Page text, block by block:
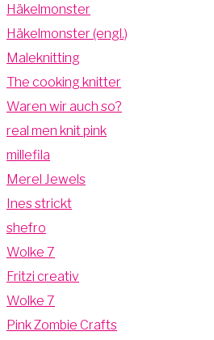
Häkelmonster
Häkelmonster (engl.)
Maleknitting
The cooking knitter
Waren wir auch so?
real men knit pink
millefila
Merel Jewels
Ines strickt
shefro
Wolke 7
Fritzi creativ
Wolke 7
Pink Zombie Crafts